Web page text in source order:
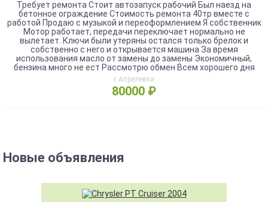
Требует ремонта Стоит автозапуск рабочий Был наезд на
бетонное ограждение Стоимость ремонта 40тр вместе с
работой Продаю с музыкой и переоформлением Я собственник
Мотор работает, передачи переключает нормально не
вылетает. Ключи были утеряны остался только брелок и
собственно с него и открывается машина За время
использования масло от замены до замены Экономичный,
бензина много не ест Рассмотрю обмен Всем хорошего дня
г.Апрелевка
80000 ₽
Новые объявления